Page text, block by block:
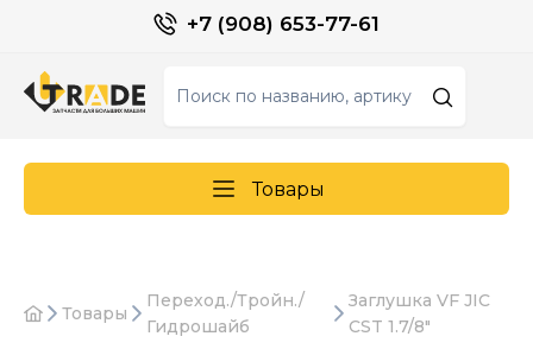
+7 (908) 653-77-61
Товары
Товары
Переход./Тройн./
Гидрошайб
Заглушка VF JIC
CST 1.7/8"